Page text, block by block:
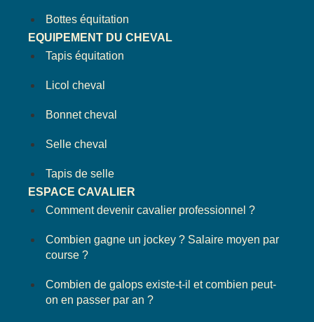
Bottes équitation
EQUIPEMENT DU CHEVAL
Tapis équitation
Licol cheval
Bonnet cheval
Selle cheval
Tapis de selle
ESPACE CAVALIER
Comment devenir cavalier professionnel ?
Combien gagne un jockey ? Salaire moyen par
course ?
Combien de galops existe-t-il et combien peut-
on en passer par an ?